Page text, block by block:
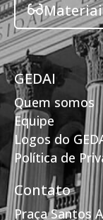
GEDAI
Quem somos
Equipe
Logos do
Política de
Contato
Praça Santos